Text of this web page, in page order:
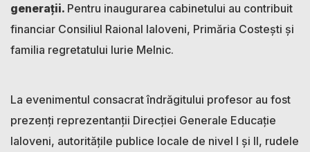
generații. Pentru inaugurarea cabinetului au contribuit
financiar Consiliul Raional Ialoveni, Primăria Costești și
familia regretatului Iurie Melnic.
La evenimentul consacrat îndrăgitului profesor au fost
prezenți reprezentanții Direcției Generale Educație
Ialoveni, autoritățile publice locale de nivel I și II, rudele